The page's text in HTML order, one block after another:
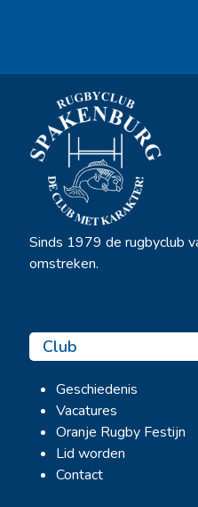
Sinds 1979 de rugbyclub
omstreken.
Club
Geschiedenis
Vacatures
Oranje Rugby Festijn
Lid worden
Contact